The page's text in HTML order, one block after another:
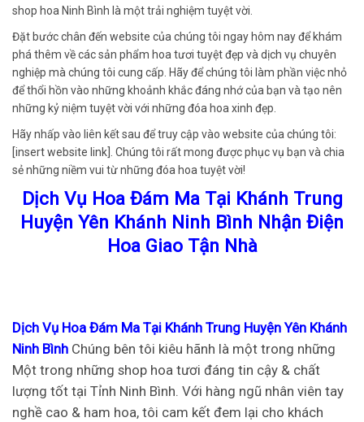
shop hoa Ninh Bình là một trải nghiệm tuyệt vời.
Đặt bước chân đến website của chúng tôi ngay hôm nay để khám
phá thêm về các sản phẩm hoa tươi tuyệt đẹp và dịch vụ chuyên
nghiệp mà chúng tôi cung cấp. Hãy để chúng tôi làm phần việc nhỏ
để thổi hồn vào những khoảnh khắc đáng nhớ của bạn và tạo nên
những kỷ niệm tuyệt vời với những đóa hoa xinh đẹp.
Hãy nhấp vào liên kết sau để truy cập vào website của chúng tôi:
[insert website link]. Chúng tôi rất mong được phục vụ bạn và chia
sẻ những niềm vui từ những đóa hoa tuyệt vời!
Dịch Vụ Hoa Đám Ma Tại Khánh Trung
Huyện Yên Khánh Ninh Bình Nhận Điện
Hoa Giao Tận Nhà
Dịch Vụ Hoa Đám Ma Tại Khánh Trung Huyện Yên Khánh
Ninh Bình Chúng bên tôi kiêu hãnh là một trong những
Một trong những shop hoa tươi đáng tin cậy & chất
lượng tốt tại Tỉnh Ninh Bình. Với hàng ngũ nhân viên tay
nghề cao & ham hoa, tôi cam kết đem lại cho khách